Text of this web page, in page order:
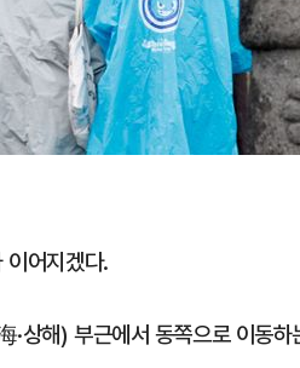
어지겠다.
상해) 부근에서 동쪽으로 이동